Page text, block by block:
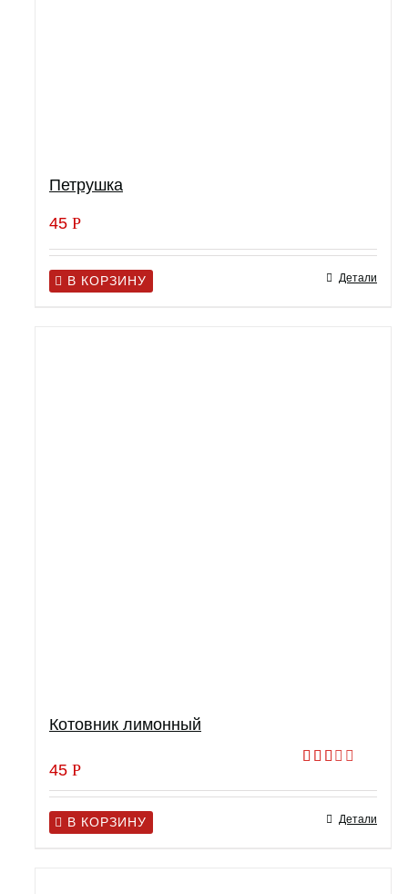
Петрушка
45 Р
В КОРЗИНУ Детали
Котовник лимонный
2.00
45 Р
В КОРЗИНУ Детали